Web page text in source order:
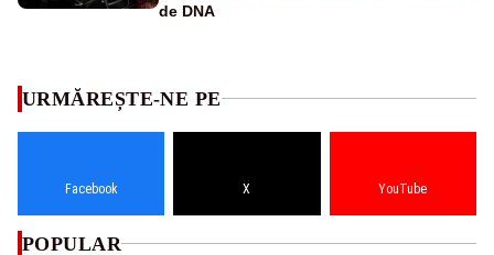
de DNA
URMĂREȘTE-NE PE
Facebook X YouTube
POPULAR